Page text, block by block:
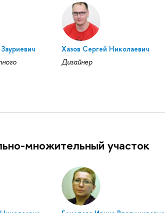
Хазов Сергей Николаевич
Дизайнер
множительный участок